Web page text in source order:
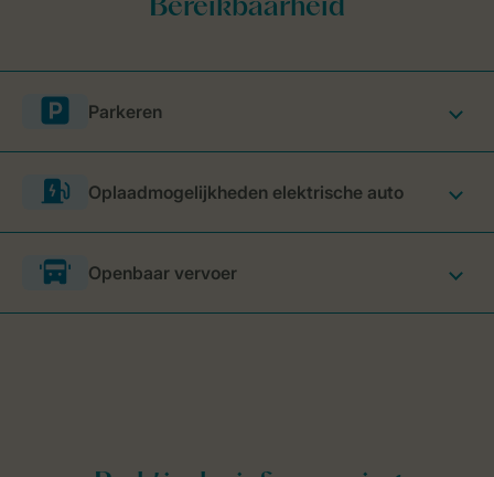
Parkeren
Oplaadmogelijkheden elektrische auto
Openbaar vervoer